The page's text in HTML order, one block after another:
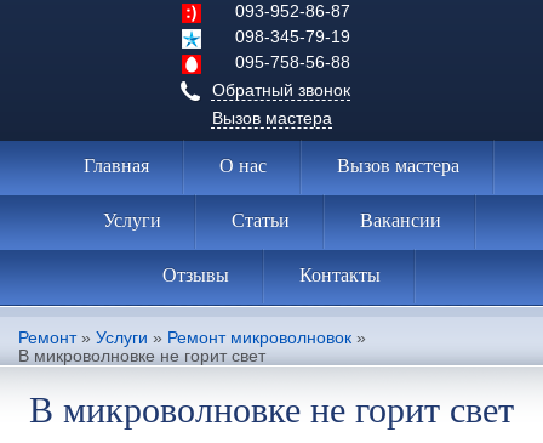
093-952-86-87
098-345-79-19
095-758-56-88
Обратный звонок
Вызов мастера
Главная О нас Вызов мастера
Услуги Статьи Вакансии
Отзывы Контакты
Ремонт» Услуги » Ремонт микроволновок »
В микроволновке не горит свет
В микроволновке не горит свет